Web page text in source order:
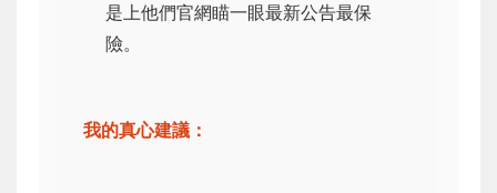
是上他們官網瞄一眼最新公告最保
險。
我的真心建議：